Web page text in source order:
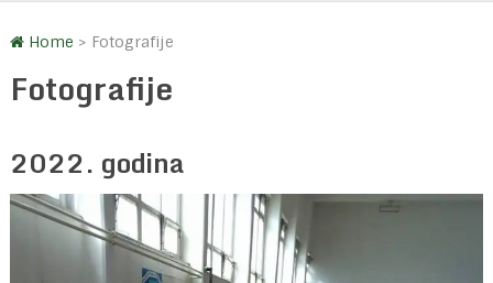
Home > Fotografije
Fotografije
2022. godina